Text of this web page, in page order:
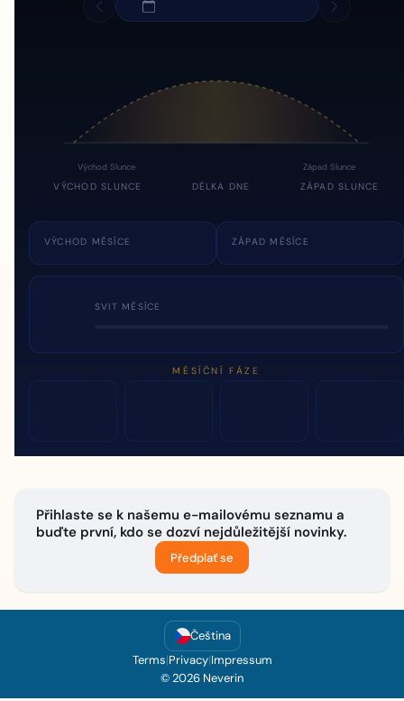
Východ Slunce Západ Slunce
VÝCHOD SLUNCE DÉLKA DNE ZÁPAD SLUNCE
VÝCHOD MĚSÍCE ZÁPAD MĚSÍCE
SVIT MĚSÍCE
MĚSÍČNÍ FÁZE
Přihlaste se k našemu e-mailovému seznamu a
buďte první, kdo se dozví nejdůležitější novinky.
Předplať se
Čeština
Terms|Privacy|Impressum
© 2026 Neverin